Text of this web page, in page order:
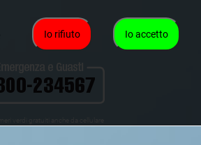
Io accetto
Io rifiuto